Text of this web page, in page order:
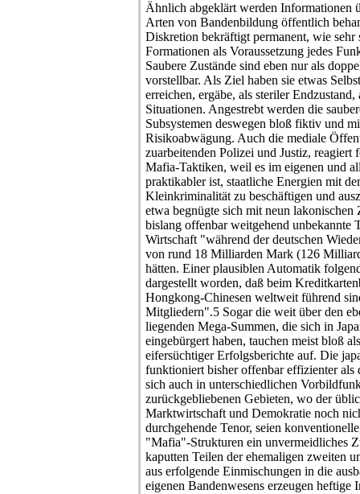
Ähnlich abgeklärt werden Informationen
Arten von Bandenbildung öffentlich
Diskretion bekräftigt permanent, wie sehr
Formationen als Voraussetzung jedes
Saubere Zustände sind eben nur als
vorstellbar. Als Ziel haben sie etwas
erreichen, ergäbe, als steriler Endzustand,
Situationen. Angestrebt werden die
Subsystemen deswegen bloß fiktiv und
Risikoabwägung. Auch die mediale
zuarbeitenden Polizei und Justiz,
Mafia-Taktiken, weil es im eigenen und
praktikabler ist, staatliche Energien mit
Kleinkriminalität zu beschäftigen und
etwa begnügte sich mit neun
bislang offenbar weitgehend unbekannte
Wirtschaft "während der deutschen
von rund 18 Milliarden Mark (126
hätten. Einer plausiblen Automatik
dargestellt worden, daß beim
Hongkong-Chinesen weltweit führend
Mitgliedern".5 Sogar die weit über den
liegenden Mega-Summen, die sich in
eingebürgert haben, tauchen meist bloß
eifersüchtiger Erfolgsberichte auf. Die
funktioniert bisher offenbar effizienter als
sich auch in unterschiedlichen
zurückgebliebenen Gebieten, wo der
Marktwirtschaft und Demokratie noch
durchgehende Tenor, seien
"Mafia"-Strukturen ein unvermeidliches
kaputten Teilen der ehemaligen zweiten
aus erfolgende Einmischungen in die
eigenen Bandenwesens erzeugen heftige